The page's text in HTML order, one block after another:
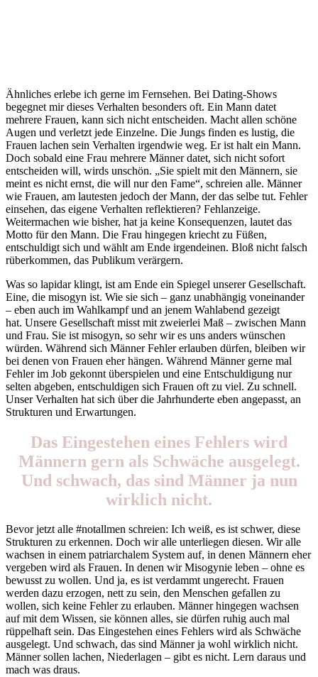
Ähnliches erlebe ich gerne im Fernsehen. Bei Dating-Shows
begegnet mir dieses Verhalten besonders oft. Ein Mann datet
mehrere Frauen, kann sich nicht entscheiden. Macht allen schöne
Augen und verletzt jede Einzelne. Die Jungs finden es lustig, die
Frauen lachen sein Verhalten irgendwie weg. Er ist halt ein Mann.
Doch sobald eine Frau mehrere Männer datet, sich nicht sofort
entscheiden will, wirds unschön. „Sie spielt mit den Männern, sie
meint es nicht ernst, die will nur den Fame“, schreien alle. Männer
wie Frauen, am lautesten jedoch der Mann, der das selbe tut. Fehler
einsehen, das eigene Verhalten reflektieren? Fehlanzeige.
Weitermachen wie bisher, hat ja keine Konsequenzen, lautet das
Motto für den Mann. Die Frau hingegen kriecht zu Füßen,
entschuldigt sich und wählt am Ende irgendeinen. Bloß nicht falsch
rüberkommen, das Publikum verärgern.
Was so lapidar klingt, ist am Ende ein Spiegel unserer Gesellschaft.
Eine, die misogyn ist. Wie sie sich – ganz unabhängig voneinander
– eben auch im Wahlkampf und an jenem Wahlabend gezeigt
hat. Unsere Gesellschaft misst mit zweierlei Maß – zwischen Mann
und Frau. Sie ist misogyn, so sehr wir es uns anders wünschen
würden. Während sich Männer Fehler erlauben dürfen, bleiben wir
bei denen von Frauen eher hängen. Während Männer gerne mal
Fehler im Job gekonnt überspielen und eine Entschuldigung nur
selten abgeben, entschuldigen sich Frauen oft zu viel. Zu schnell.
Unser Verhalten hat sich über die Jahrhunderte eben angepasst, an
Strukturen und Erwartungen.
Das Eingestehen eines Fehlers wird
Männern gern als Schwäche ausgelegt.
Und schwach, das sind Männer ja nun
wirklich nicht.
Bevor jetzt alle #notallmen schreien: Ich weiß, es ist schwer, diese
Strukturen zu erkennen. Doch wir alle unterliegen diesen. Wir alle
wachsen in einem patriarchalem System auf, in denen Männern eher
vergeben wird als Frauen. In denen wir Misogynie leben – ohne es
bewusst zu wollen. Und ja, es ist verdammt ungerecht. Frauen
werden dazu erzogen, nett zu sein, den Menschen gefallen zu
wollen, sich keine Fehler zu erlauben. Männer hingegen wachsen
auf mit dem Wissen, sie können alles, sie dürfen ruhig auch mal
rüppelhaft sein. Das Eingestehen eines Fehlers wird als Schwäche
ausgelegt. Und schwach, das sind Männer ja wohl wirklich nicht.
Männer sollen lachen, Niederlagen – gibt es nicht. Lern daraus und
mach was draus.